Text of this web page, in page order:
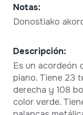
Notas:
Donostiako
Descripción:
Es un acordeón
piano. Tiene 23
derecha y 108
color verde.